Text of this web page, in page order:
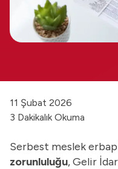
11 Şubat 2026
3 Dakikalık Okuma
Serbest meslek
zorunluluğu, Gelir